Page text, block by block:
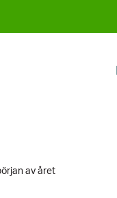
av året